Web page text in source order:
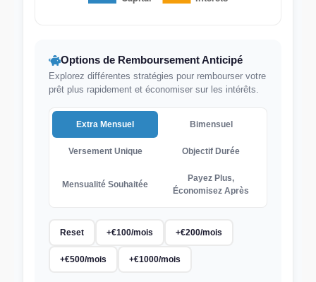
Options de Remboursement Anticipé
Explorez différentes stratégies pour rembourser votre
prêt plus rapidement et économiser sur les intérêts.
Extra Mensuel Bimensuel
Versement Unique Objectif Durée
Mensualité Souhaitée
Payez Plus,
Économisez Après
Reset +€100/mois +€200/mois
+€500/mois +€1000/mois